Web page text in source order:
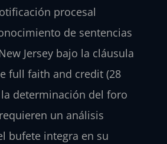
procesal
de sentencias
Jersey bajo la cláusula
full faith and credit (28
la determinación del foro
un análisis
bufete integra en su